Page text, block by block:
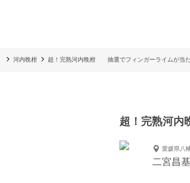
河内晩柑 超！完熟河内晩柑 抽選でフィンガーライムが当た
超！完熟河
愛媛県八
二宮昌